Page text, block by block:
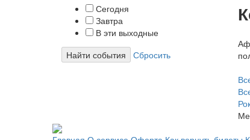
Сегодня
Завтра
В эти выходные
Найти события
Сбросить